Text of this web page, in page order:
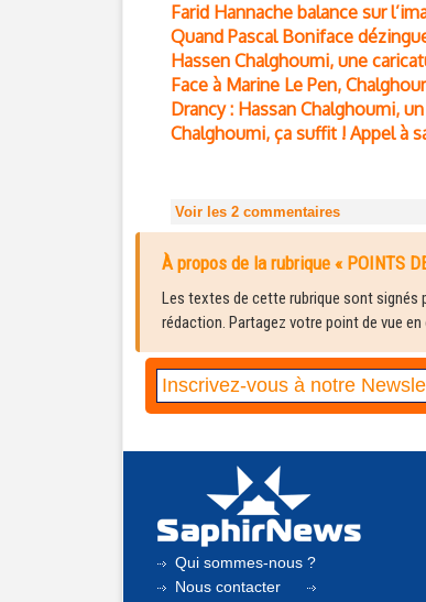
Farid Hannache balance sur
Quand Pascal Boniface
Hassen Chalghoumi, une
Face à Marine Le Pen,
Drancy : Hassan Chalghoumi,
Chalghoumi, ça suffit ! Appel à
Voir les 2 commentaires
À propos de la rubrique « POINTS
Les textes de cette rubrique sont signés
rédaction. Partagez votre point de vue
Qui sommes-nous ?
Nous contacter